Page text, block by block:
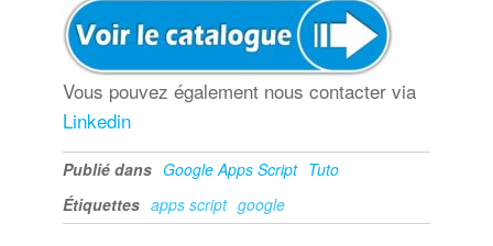
Vous pouvez également nous contacter via
Linkedin
Publié dans Google Apps Script Tuto
Étiquettes apps script google